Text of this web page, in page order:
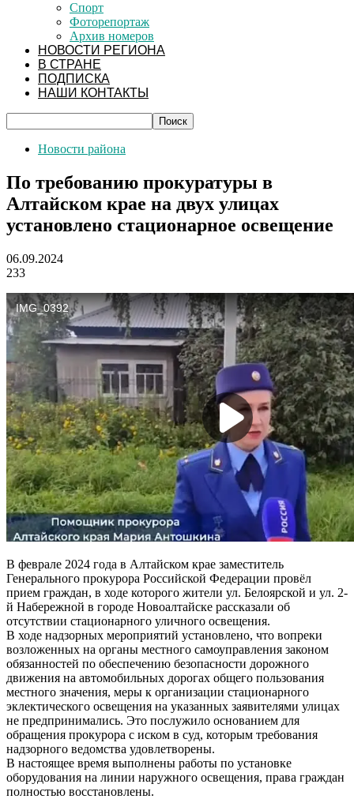
Спорт
Фоторепортаж
Архив номеров
НОВОСТИ РЕГИОНА
В СТРАНЕ
ПОДПИСКА
НАШИ КОНТАКТЫ
Новости района
По требованию прокуратуры в
Алтайском крае на двух улицах
установлено стационарное освещение
06.09.2024
233
В феврале 2024 года в Алтайском крае заместитель
Генерального прокурора Российской Федерации провёл
прием граждан, в ходе которого жители ул. Белоярской и ул. 2-
й Набережной в городе Новоалтайске рассказали об
отсутствии стационарного уличного освещения.
В ходе надзорных мероприятий установлено, что вопреки
возложенных на органы местного самоуправления законом
обязанностей по обеспечению безопасности дорожного
движения на автомобильных дорогах общего пользования
местного значения, меры к организации стационарного
эклектического освещения на указанных заявителями улицах
не предпринимались. Это послужило основанием для
обращения прокурора с иском в суд, которым требования
надзорного ведомства удовлетворены.
В настоящее время выполнены работы по установке
оборудования на линии наружного освещения, права граждан
полностью восстановлены.